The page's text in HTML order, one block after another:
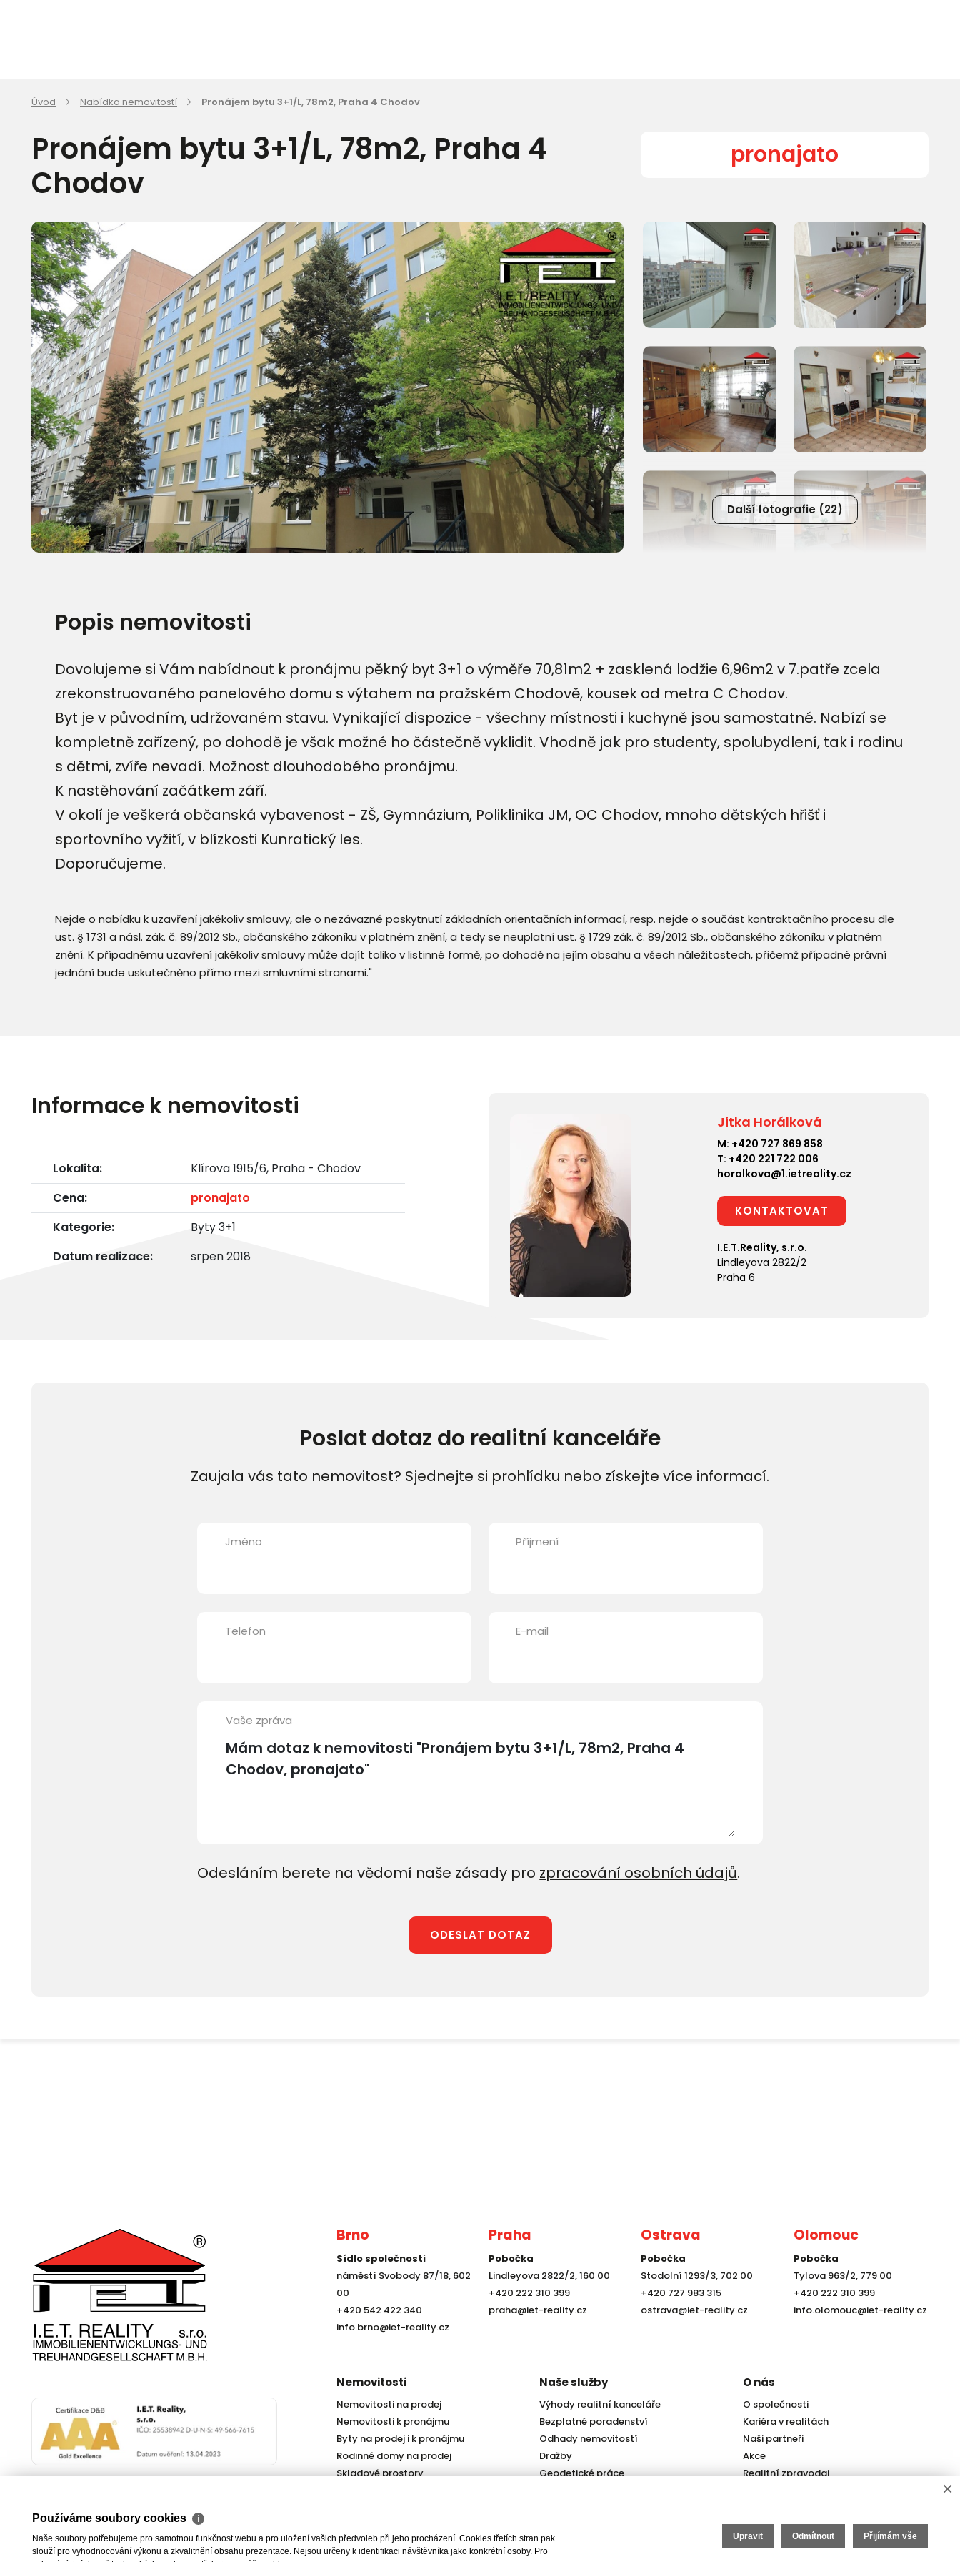
Úvod Nabídka nemovitostí Pronájem bytu 3+1/L, 78m2, Praha 4 Chodov
Pronájem bytu 3+1/L, 78m2, Praha 4
Chodov
pronajato
Další fotografie (22)
Popis nemovitosti
Dovolujeme si Vám nabídnout k pronájmu pěkný byt 3+1 o výměře 70,81m2 + zasklená lodžie 6,96m2 v 7.patře zcela
zrekonstruovaného panelového domu s výtahem na pražském Chodově, kousek od metra C Chodov.
Byt je v původním, udržovaném stavu. Vynikající dispozice - všechny místnosti i kuchyně jsou samostatné. Nabízí se
kompletně zařízený, po dohodě je však možné ho částečně vyklidit. Vhodně jak pro studenty, spolubydlení, tak i rodinu
s dětmi, zvíře nevadí. Možnost dlouhodobého pronájmu.
K nastěhování začátkem září.
V okolí je veškerá občanská vybavenost - ZŠ, Gymnázium, Poliklinika JM, OC Chodov, mnoho dětských hřišť i
sportovního vyžití, v blízkosti Kunratický les.
Doporučujeme.
Nejde o nabídku k uzavření jakékoliv smlouvy, ale o nezávazné poskytnutí základních orientačních informací, resp. nejde o součást kontraktačního procesu dle
ust. § 1731 a násl. zák. č. 89/2012 Sb., občanského zákoníku v platném znění, a tedy se neuplatní ust. § 1729 zák. č. 89/2012 Sb., občanského zákoníku v platném
znění. K případnému uzavření jakékoliv smlouvy může dojít toliko v listinné formě, po dohodě na jejím obsahu a všech náležitostech, přičemž případné právní
jednání bude uskutečněno přímo mezi smluvními stranami."
Informace k nemovitosti
Lokalita:
Klírova 1915/6, Praha - Chodov
Cena:
pronajato
Kategorie:
Byty 3+1
Datum realizace:
srpen 2018
Jitka Horálková
M: +420 727 869 858
T: +420 221 722 006
horalkova@1.ietreality.cz
KONTAKTOVAT
I.E.T.Reality, s.r.o.
Lindleyova 2822/2
Praha 6
Poslat dotaz do realitní kanceláře
Zaujala vás tato nemovitost? Sjednejte si prohlídku nebo získejte více informací.
Jméno Příjmení
Telefon E-mail
Vaše zpráva
Odesláním berete na vědomí naše zásady pro zpracování osobních údajů.
ODESLAT DOTAZ
Brno
Sídlo společnosti
náměstí Svobody 87/18, 602
00
+420 542 422 340
info.brno@iet-reality.cz
Praha
Pobočka
Lindleyova 2822/2, 160 00
+420 222 310 399
praha@iet-reality.cz
Ostrava
Pobočka
Stodolní 1293/3, 702 00
+420 727 983 315
ostrava@iet-reality.cz
Olomouc
Pobočka
Tylova 963/2, 779 00
+420 222 310 399
info.olomouc@iet-reality.cz
Nemovitosti
Nemovitosti na prodej
Nemovitosti k pronájmu
Byty na prodej i k pronájmu
Rodinné domy na prodej
Skladové prostory
Naše služby
Výhody realitní kanceláře
Bezplatné poradenství
Odhady nemovitostí
Dražby
Geodetické práce
Pojištění
O nás
O společnosti
Kariéra v realitách
Naši partneři
Akce
Realitní zpravodaj
×
Používáme soubory cookies ℹ
Naše soubory potřebujeme pro samotnou funkčnost webu a pro uložení vašich předvoleb při jeho procházení. Cookies třetích stran pak
slouží pro vyhodnocování výkonu a zkvalitnění obsahu prezentace. Nejsou určeny k identifikaci návštěvníka jako konkrétní osoby. Pro
Upravit Odmítnout Přijímám vše